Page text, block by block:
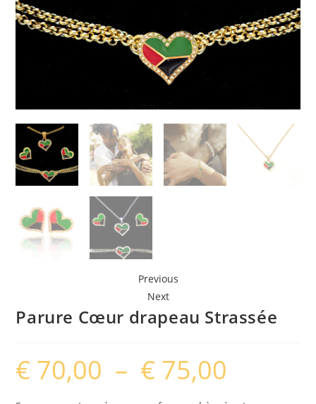
Previous
Next
Parure Cœur drapeau Strassée
€ 70,00 – € 75,00
à